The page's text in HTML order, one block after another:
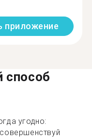
приложение
способ
угодно: